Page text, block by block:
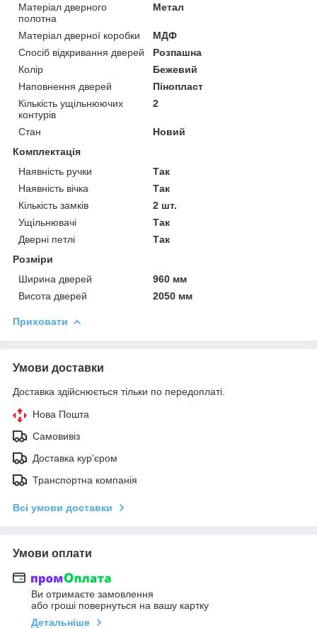
Матеріал дверного
полотна
Метал
Матеріал дверної коробки
МДФ
Спосіб відкривання дверей
Розпашна
Колір
Бежевий
Наповнення дверей
Пінопласт
Кількість ущільнюючих
контурів
2
Стан
Новий
Комплектація
Наявність ручки
Так
Наявність вічка
Так
Кількість замків
2 шт.
Ущільнювачі
Так
Дверні петлі
Так
Розміри
Ширина дверей
960 мм
Висота дверей
2050 мм
Приховати
Умови доставки
Доставка здійснюється тільки по передоплаті.
Нова Пошта
Самовивіз
Доставка кур'єром
Транспортна компанія
Всі умови доставки
Умови оплати
Ви отримаєте замовлення
або гроші повернуться на вашу картку
Детальніше